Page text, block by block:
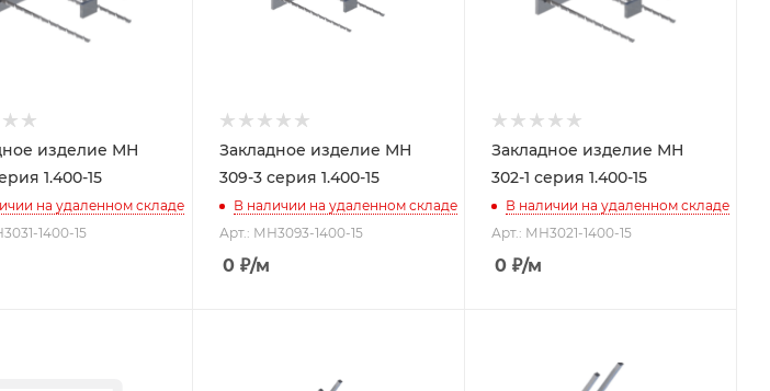
изделие МН
1.400-15
на удаленном складе
1400-15
Закладное изделие МН
309-3 серия 1.400-15
В наличии на удаленном складе
Арт.: МН3093-1400-15
0₽/м
Закладное изделие МН
302-1 серия 1.400-15
В наличии на удаленном складе
Арт.: МН3021-1400-15
0₽/м